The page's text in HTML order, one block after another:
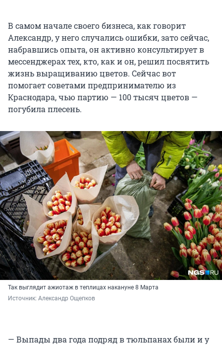
В самом начале своего бизнеса, как говорит
Александр, у него случались ошибки, зато сейчас,
набравшись опыта, он активно консультирует в
мессенджерах тех, кто, как и он, решил посвятить
жизнь выращиванию цветов. Сейчас вот
помогает советами предпринимателю из
Краснодара, чью партию — 100 тысяч цветов —
погубила плесень.
Так выглядит ажиотаж в теплицах накануне 8 Марта
Источник: Александр Ощепков
— Выпады два года подряд в тюльпанах были и у